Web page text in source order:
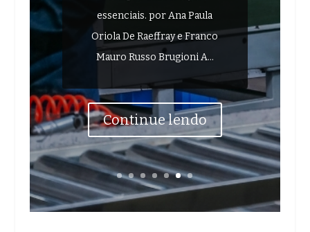
essenciais. por Ana Paula
Oriola De Raeffray e Franco
Mauro Russo Brugioni A...
Continue lendo